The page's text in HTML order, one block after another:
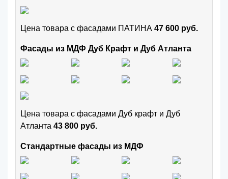
Цена товара с фасадами ПАТИНА 47 600 руб.
Фасады из МДФ Дуб Крафт и Дуб Атланта
Цена товара с фасадами Дуб крафт и Дуб
Атланта 43 800 руб.
Стандартные фасады из МДФ